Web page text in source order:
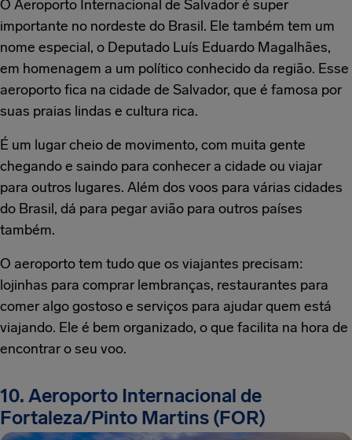
O Aeroporto Internacional de Salvador é super
importante no nordeste do Brasil. Ele também tem um
nome especial, o Deputado Luís Eduardo Magalhães,
em homenagem a um político conhecido da região. Esse
aeroporto fica na cidade de Salvador, que é famosa por
suas praias lindas e cultura rica.
É um lugar cheio de movimento, com muita gente
chegando e saindo para conhecer a cidade ou viajar
para outros lugares. Além dos voos para várias cidades
do Brasil, dá para pegar avião para outros países
também.
O aeroporto tem tudo que os viajantes precisam:
lojinhas para comprar lembranças, restaurantes para
comer algo gostoso e serviços para ajudar quem está
viajando. Ele é bem organizado, o que facilita na hora de
encontrar o seu voo.
10. Aeroporto Internacional de
Fortaleza/Pinto Martins (FOR)